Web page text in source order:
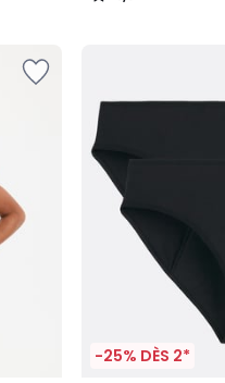
-25% DÈS 2*